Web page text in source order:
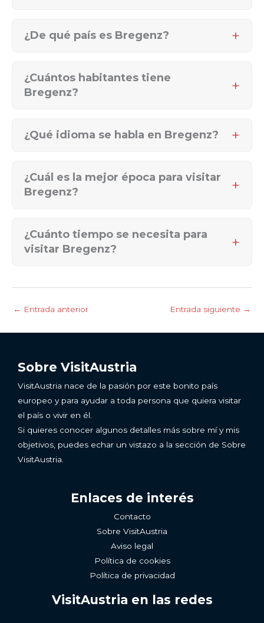
¿De qué país es Bregenz?
¿Cuántos habitantes tiene
Bregenz?
¿Qué idioma se habla en Bregenz?
¿Cuál es la mejor época para visitar
Bregenz?
¿Cuánto tiempo se necesita para
visitar Bregenz?
← Entrada anterior Entrada siguiente →
Sobre VisitAustria
VisitAustria nace de la pasión por este bonito país
europeo y para ayudar a toda persona que quiera visitar
el país o vivir en él.
Si quieres conocer algunos detalles más sobre mí y mis
objetivos, puedes echar un vistazo a la sección de Sobre
VisitAustria.
Enlaces de interés
Contacto
Sobre VisitAustria
Aviso legal
Política de cookies
Política de privacidad
VisitAustria en las redes